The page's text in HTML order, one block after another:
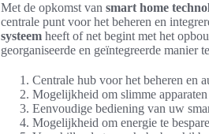
Met de opkomst van smart home
centrale punt voor het beheren en
systeem heeft of net begint met het
georganiseerde en geïntegreerde manier
Centrale hub voor het beheren en
Mogelijkheid om slimme
Eenvoudige bediening van uw
Mogelijkheid om energie te